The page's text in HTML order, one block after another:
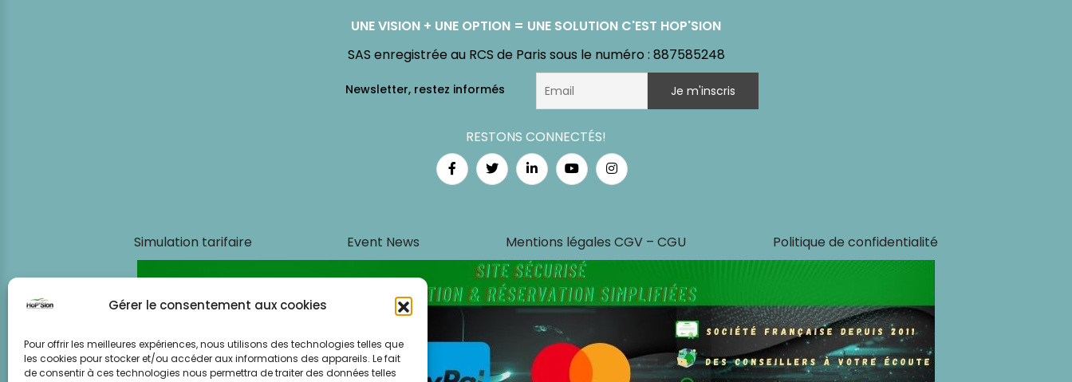
Gérer le consentement aux cookies
Pour offrir les meilleures expériences, nous utilisons des technologies telles que
les cookies pour stocker et/ou accéder aux informations des appareils. Le fait
de consentir à ces technologies nous permettra de traiter des données telles
UNE VISION + UNE OPTION = UNE SOLUTION C'EST HOP'SION
SAS enregistrée au RCS de Paris sous le numéro : 887585248
RESTONS CONNECTÉS!
Simulation tarifaire Event News Mentions légales CGV – CGU Politique de confidentialité